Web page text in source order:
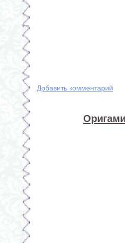
Добавить комментарий